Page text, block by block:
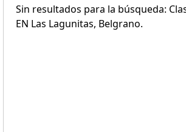
Sin resultados para la búsqueda:
EN Las Lagunitas, Belgrano.